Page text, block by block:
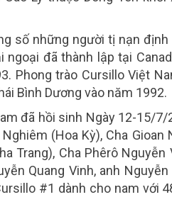
số những người tị nạn
đã thành lập tại
Phong trào Cursillo Việt
Bình Dương vào năm 1992.
đã hồi sinh Ngày 12-15/
(Hoa Kỳ), Cha Gioan
Trang), Cha Phêrô
Quang Vinh, anh
#1 dành cho nam với